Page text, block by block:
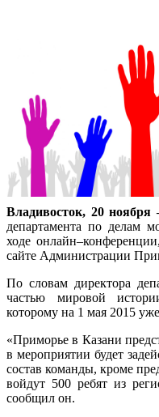
Владивосток, 20
департамента по делам
ходе
сайте Администрации
По словам директора
частью мировой
которому на 1 мая 2015
«Приморье в Казани
в мероприятии будет
состав команды, кроме
войдут 500 ребят из
сообщил он.